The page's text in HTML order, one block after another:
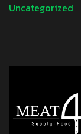
Uncategorized